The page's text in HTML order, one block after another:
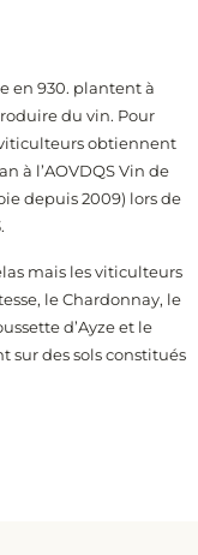
en 930. plantent à
du vin. Pour
obtiennent
à l’AOVDQS Vin de
depuis 2009) lors de
mais les viticulteurs
le Chardonnay, le
d’Ayze et le
sur des sols constitués